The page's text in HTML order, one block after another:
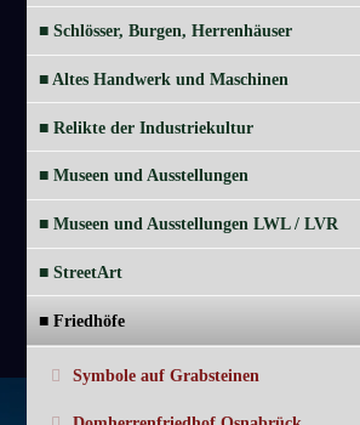
■ Schlösser, Burgen, Herrenhäuser
■ Altes Handwerk und Maschinen
■ Relikte der Industriekultur
■ Museen und Ausstellungen
■ Museen und Ausstellungen LWL / LVR
■ StreetArt
■ Friedhöfe
Symbole auf Grabsteinen